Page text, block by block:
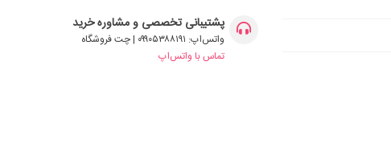
پشتیبانی تخصصی و مشاوره خرید
واتس‌اپ: ۰۹۹۰۵۳۸۸۱۹۱ | چت فروشگاه
تماس با واتس‌اپ